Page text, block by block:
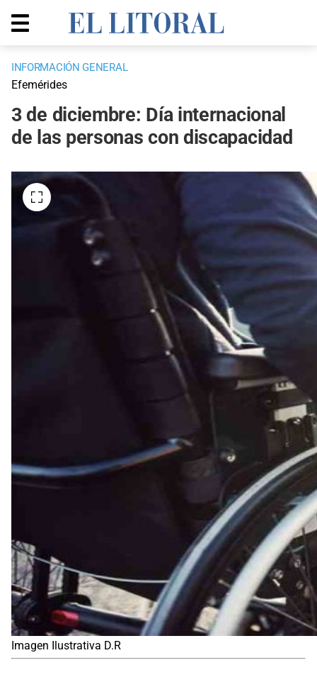
INFORMACIÓN GENERAL
Efemérides
3 de diciembre: Día internacional
de las personas con discapacidad
Imagen Ilustrativa D.R